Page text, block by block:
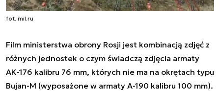
fot. mil.ru
Film ministerstwa obrony Rosji jest kombinacją zdjęć z
różnych jednostek o czym świadczą zdjęcia armaty
AK-176 kalibru 76 mm, których nie ma na okrętach typu
Bujan-M (wyposażone w armaty A-190 kalibru 100 mm).